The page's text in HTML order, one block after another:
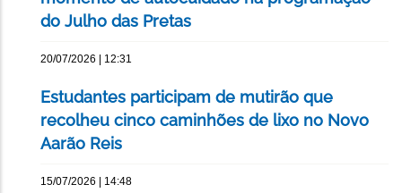
do Julho das Pretas
20/07/2026 | 12:31
Estudantes participam de mutirão que
recolheu cinco caminhões de lixo no Novo
Aarão Reis
15/07/2026 | 14:48